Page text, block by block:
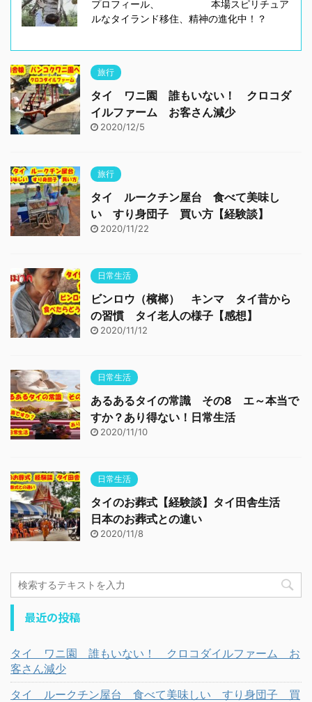
プロフィール、 本場スピリチュア
ルなタイランド移住、精神の進化中！？
旅行
タイ ワニ園 誰もいない！ クロコダ
イルファーム お客さん減少
2020/12/5
旅行
タイ ルークチン屋台 食べて美味し
い すり身団子 買い方【経験談】
2020/11/22
日常生活
ビンロウ（檳榔） キンマ タイ昔から
の習慣 タイ老人の様子【感想】
2020/11/12
日常生活
あるあるタイの常識 その8 エ～本当で
すか？あり得ない！日常生活
2020/11/10
日常生活
タイのお葬式【経験談】タイ田舎生活
日本のお葬式との違い
2020/11/8
最近の投稿
タイ ワニ園 誰もいない！ クロコダイルファーム お
客さん減少
タイ ルークチン屋台 食べて美味しい すり身団子 買